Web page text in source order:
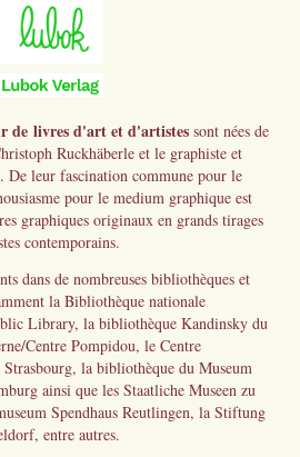
de livres d'art et d'artistes sont nées de
Ruckhäberle et le graphiste et
De leur fascination commune pour le
pour le medium graphique est
graphiques originaux en grands tirages
contemporains.
dans de nombreuses bibliothèques et
la Bibliothèque nationale
Library, la bibliothèque Kandinsky du
Centre Pompidou, le Centre
la bibliothèque du Museum
ainsi que les Staatliche Museen zu
Spendhaus Reutlingen, la Stiftung
entre autres.